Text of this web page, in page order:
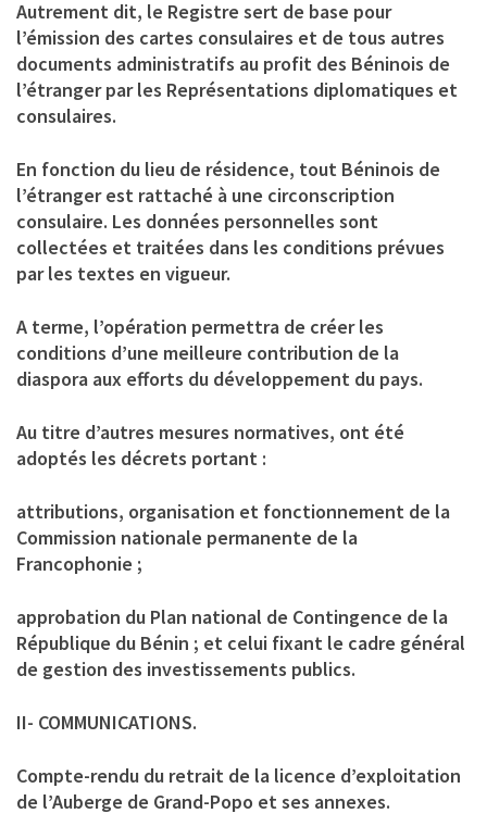
Autrement dit, le Registre sert de base pour
l’émission des cartes consulaires et de tous autres
documents administratifs au profit des Béninois de
l’étranger par les Représentations diplomatiques et
consulaires.
En fonction du lieu de résidence, tout Béninois de
l’étranger est rattaché à une circonscription
consulaire. Les données personnelles sont
collectées et traitées dans les conditions prévues
par les textes en vigueur.
A terme, l’opération permettra de créer les
conditions d’une meilleure contribution de la
diaspora aux efforts du développement du pays.
Au titre d’autres mesures normatives, ont été
adoptés les décrets portant :
attributions, organisation et fonctionnement de la
Commission nationale permanente de la
Francophonie ;
approbation du Plan national de Contingence de la
République du Bénin ; et celui fixant le cadre général
de gestion des investissements publics.
II- COMMUNICATIONS.
Compte-rendu du retrait de la licence d’exploitation
de l’Auberge de Grand-Popo et ses annexes.